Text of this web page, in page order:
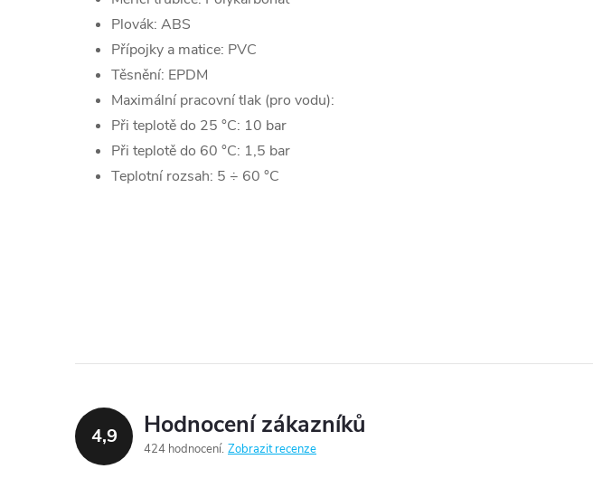
Plovák: ABS
Přípojky a matice: PVC
Těsnění: EPDM
Maximální pracovní tlak (pro vodu):
Při teplotě do 25 °C: 10 bar
Při teplotě do 60 °C: 1,5 bar
Teplotní rozsah: 5 ÷ 60 °C
4,9 Hodnocení zákazníků
424 hodnocení Zobrazit recenze